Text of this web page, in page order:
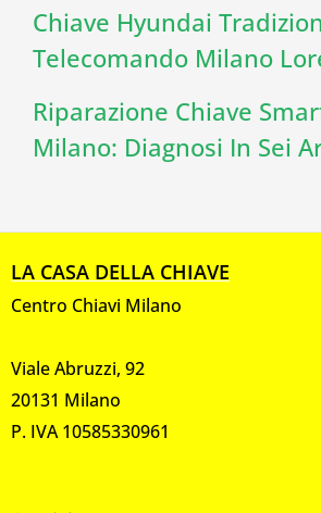
Chiave Hyundai
Telecomando Milano
Riparazione Chiave
Milano: Diagnosi In Sei
LA CASA DELLA CHIAVE
Centro Chiavi Milano
Viale Abruzzi, 92
20131 Milano
P. IVA 10585330961